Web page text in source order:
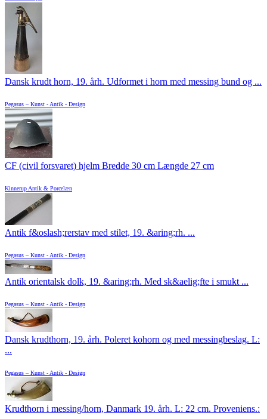
Dansk krudt horn, 19. årh. Udformet i horn med messing bund og ...
Pegasus – Kunst - Antik - Design
CF (civil forsvaret) hjelm Bredde 30 cm Længde 27 cm
Kinnerup Antik & Porcelæn
Antik f&oslash;rerstav med stilet, 19. &aring;rh. ...
Pegasus – Kunst - Antik - Design
Antik orientalsk dolk, 19. &aring;rh. Med sk&aelig;fte i smukt ...
Pegasus – Kunst - Antik - Design
Dansk krudthorn, 19. årh. Poleret kohorn og med messingbeslag. L:
...
Pegasus – Kunst - Antik - Design
Krudthorn i messing/horn, Danmark 19. årh. L: 22 cm. Proveniens.: